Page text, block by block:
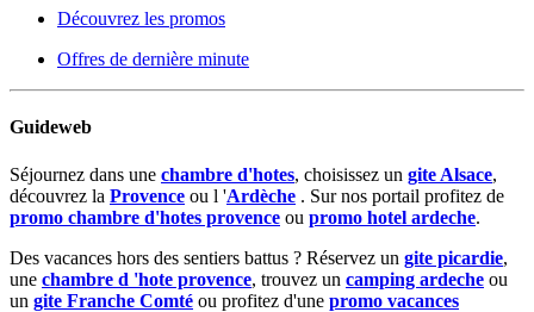
Découvrez les promos
Offres de dernière minute
Guideweb
Séjournez dans une chambre d'hotes, choisissez un gite Alsace,
découvrez la Provence ou l 'Ardèche . Sur nos portail profitez de
promo chambre d'hotes provence ou promo hotel ardeche.
Des vacances hors des sentiers battus ? Réservez un gite picardie,
une chambre d 'hote provence, trouvez un camping ardeche ou
un gite Franche Comté ou profitez d'une promo vacances